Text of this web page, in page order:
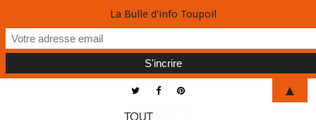
La Bulle d'info Toupoil
▲